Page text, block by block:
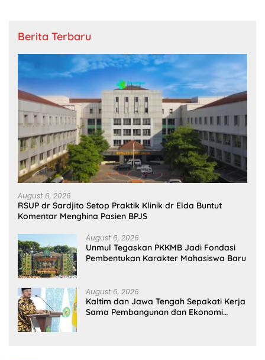
Berita Terbaru
August 6, 2026
RSUP dr Sardjito Setop Praktik Klinik dr Elda Buntut
Komentar Menghina Pasien BPJS
August 6, 2026
Unmul Tegaskan PKKMB Jadi Fondasi
Pembentukan Karakter Mahasiswa Baru
August 6, 2026
Kaltim dan Jawa Tengah Sepakati Kerja
Sama Pembangunan dan Ekonomi